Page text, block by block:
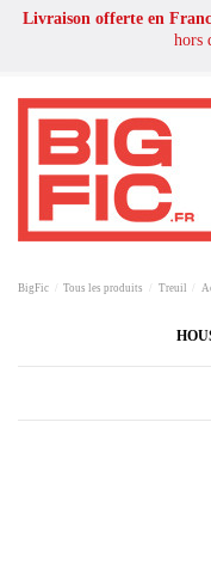
Livraison offerte en
hors
BigFic Tous les produits Treuil